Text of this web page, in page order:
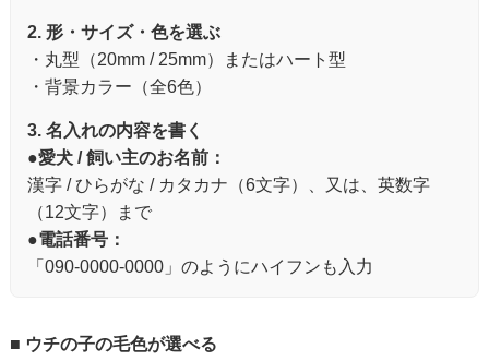
2. 形・サイズ・色を選ぶ
・丸型（20mm / 25mm）またはハート型
・背景カラー（全6色）
3. 名入れの内容を書く
●愛犬 / 飼い主のお名前：
漢字 / ひらがな / カタカナ（6文字）、又は、英数字
（12文字）まで
●電話番号：
「090-0000-0000」のようにハイフンも入力
■ ウチの子の毛色が選べる